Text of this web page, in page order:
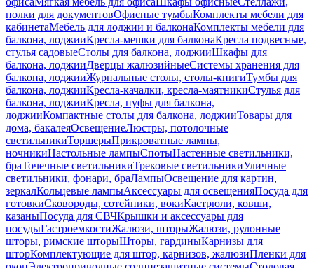
полки для документовОфисные тумбыКомплекты мебели для
кабинетаМебель для лоджии и балконаКомплекты мебели для
балкона, лоджииКресла-мешки для балконаКресла подвесные,
стулья садовыеСтолы для балкона, лоджииШкафы для
балкона, лоджииДверцы жалюзийныеСистемы хранения для
балкона, лоджииЖурнальные столы, столы-книгиТумбы для
балкона, лоджииКресла-качалки, кресла-маятникиСтулья для
балкона, лоджииКресла, пуфы для балкона,
лоджииКомпактные столы для балкона, лоджииТовары для
дома, бакалеяОсвещениеЛюстры, потолочные
светильникиТоршерыПрикроватные лампы,
ночникиНастольные лампыСпотыНастенные светильники,
браТочечные светильникиТрековые светильникиУличные
светильники, фонари, браЛампыОсвещение для картин,
зеркалКольцевые лампыАксессуары для освещенияПосуда для
готовкиСковороды, сотейники, вокиКастрюли, ковши,
казаныПосуда для СВЧКрышки и аксессуары для
посудыГастроемкостиЖалюзи, шторыЖалюзи, рулонные
шторы, римские шторыШторы, гардиныКарнизы для
шторКомплектующие для штор, карнизов, жалюзиПленки для